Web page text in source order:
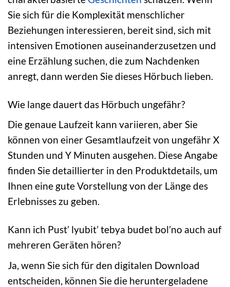
Sie sich für die Komplexität menschlicher
Beziehungen interessieren, bereit sind, sich mit
intensiven Emotionen auseinanderzusetzen und
eine Erzählung suchen, die zum Nachdenken
anregt, dann werden Sie dieses Hörbuch lieben.
Wie lange dauert das Hörbuch ungefähr?
Die genaue Laufzeit kann variieren, aber Sie
können von einer Gesamtlaufzeit von ungefähr X
Stunden und Y Minuten ausgehen. Diese Angabe
finden Sie detaillierter in den Produktdetails, um
Ihnen eine gute Vorstellung von der Länge des
Erlebnisses zu geben.
Kann ich Pust’ lyubit’ tebya budet bol’no auch auf
mehreren Geräten hören?
Ja, wenn Sie sich für den digitalen Download
entscheiden, können Sie die heruntergeladene